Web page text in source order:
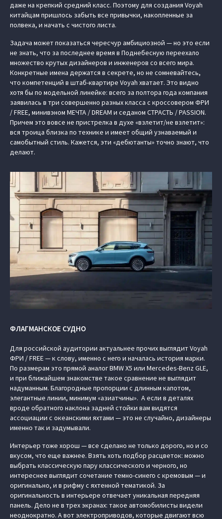
даже на крепкий средний класс. Поэтому для создания Voyah
китайцам пришлось забыть все привычки, накопленные за
полвека, и начать с чистого листа.
Задача может показаться чересчур амбициозной — но это если
не знать, что за последнее время в Поднебесную переехало
множество крутых дизайнеров и инженеров со всего мира.
Конкретные имена держатся в секрете, но не сомневайтесь,
что компетенций в штаб-квартире Voyah хватает. Это видно
хотя бы по модельной линейке: всего за полтора года компания
заявилась в три совершенно разных класса с кроссовером ФРИ
/ FREE, минивэном МЕЧТА / DREAM и седаном СТРАСТЬ / PASSION.
Причем это вовсе не пристрелка в духе «взлетит/не взлетит»:
вся троица близка по технике и имеет общий узнаваемый и
самобытный стиль. Кажется, эти «дебютанты» точно знают, что
делают.
ФЛАГМАНСКОЕ СУДНО
Для российской аудитории актуальнее прочих выглядит Voyah
ФРИ / FREE — к слову, именно с него и началась история марки.
По размерам это прямой аналог BMW X5 или Mercedes-Benz GLE,
и при ближайшем знакомстве такое сравнение не выглядит
надуманным. Благородные пропорции с длинным капотом,
элегантные линии, минимум «азиатчины». А если в деталях
вроде обратного наклона задней стойки вам видятся
ассоциации с океанскими яхтами — это не случайно, дизайнеры
именно так и задумывали.
Интерьер тоже хорош — все сделано не только дорого, но и со
вкусом, что еще важнее. Взять хоть подбор расцветок: можно
выбрать классическую пару классического и черного, но
интереснее выглядит сочетание темно-синего с кремовым — и
оригинально, и в рифму с яхтенной тематикой. За
оригинальность в интерьере отвечает уникальная передняя
панель. Дело не в трех экранах: такое автомобилисты видели
неоднократно. А вот электроприводов, которые двигают всю